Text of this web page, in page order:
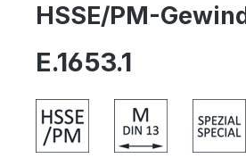
HSSE/PM-
E.1653.1